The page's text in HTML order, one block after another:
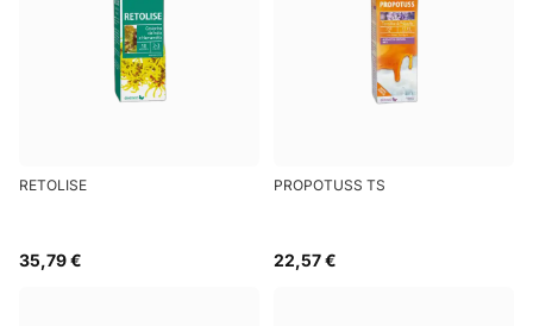
RETOLISE
35,79 €
PROPOTUSS TS
22,57 €